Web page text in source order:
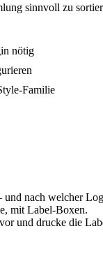
sinnvoll zu
nötig
Familie
nach welcher
mit Label-Boxen.
und drucke die